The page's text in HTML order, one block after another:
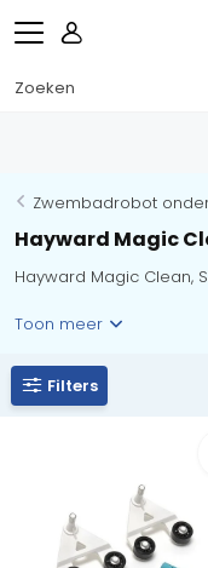
Zwembadrobot
Hayward Magic
Hayward Magic Clean,
Toon meer
Filters